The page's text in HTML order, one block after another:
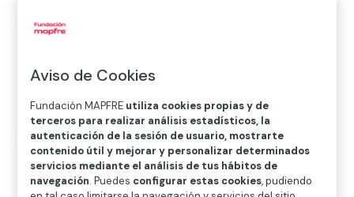
Inicio >Blog
 Acción Social
La característica más visiblede las personas que
padecen Epidermólisis bullosa es su
extraordinaria fragilidad. Para ellas, acciones del día
Aviso de Cookies
Fundación MAPFRE utiliza cookies propias y de
terceros para realizar análisis estadísticos, la
autenticación de la sesión de usuario, mostrarte
contenido útil y mejorar y personalizar determinados
servicios mediante el análisis de tus hábitos de
navegación. Puedes configurar estas cookies, pudiendo